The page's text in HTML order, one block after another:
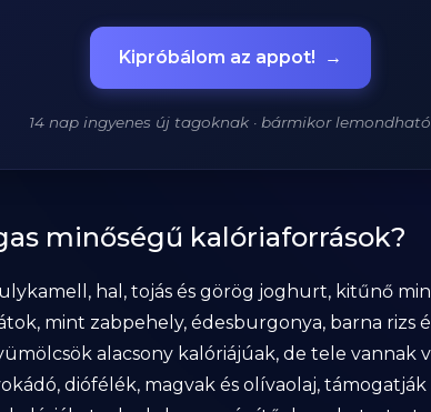
Kipróbálom az appot! →
14 nap ingyenes új tagoknak · bármikor lemondható
minőségű kalóriaforrások?
hal, tojás és görög joghurt, kitűnő
mint zabpehely, édesburgonya, barna rizs
alacsony kalóriájúak, de tele vannak
diófélék, magvak és olívaolaj,